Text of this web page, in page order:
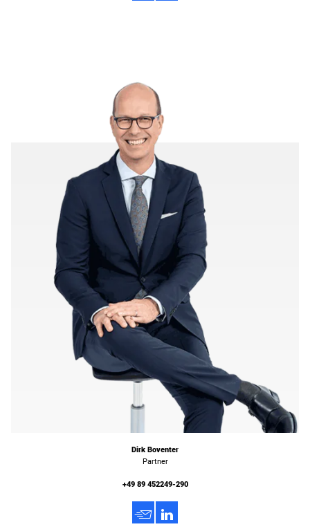
Dirk Boventer
Partner
+49 89 452249-290
h 3